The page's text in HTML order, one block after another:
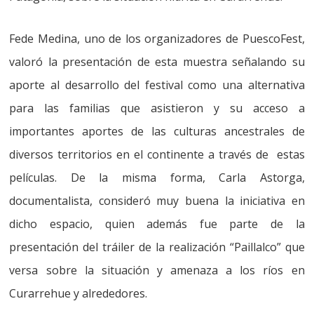
Fede Medina, uno de los organizadores de PuescoFest,
valoró la presentación de esta muestra señalando su
aporte al desarrollo del festival como una alternativa
para las familias que asistieron y su acceso a
importantes aportes de las culturas ancestrales de
diversos territorios en el continente a través de estas
películas. De la misma forma, Carla Astorga,
documentalista, consideró muy buena la iniciativa en
dicho espacio, quien además fue parte de la
presentación del tráiler de la realización “Paillalco” que
versa sobre la situación y amenaza a los ríos en
Curarrehue y alrededores.